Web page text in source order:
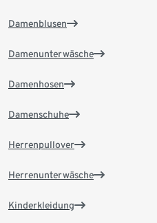
Damenblusen
Damenunterwäsche
Damenhosen
Damenschuhe
Herrenpullover
Herrenunterwäsche
Kinderkleidung